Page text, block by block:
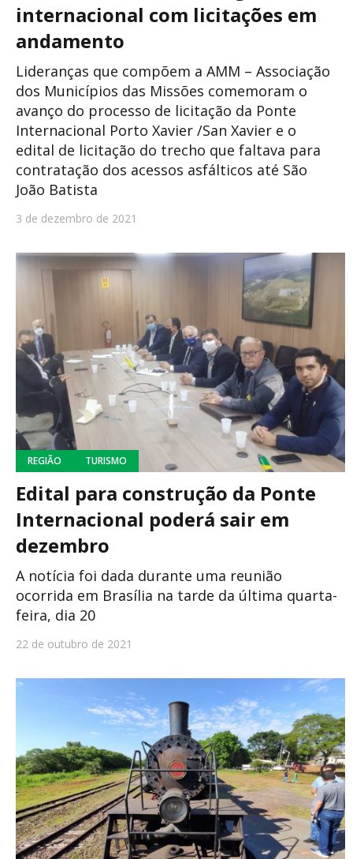
internacional com licitações em
andamento
Lideranças que compõem a AMM – Associação
dos Municípios das Missões comemoram o
avanço do processo de licitação da Ponte
Internacional Porto Xavier /San Xavier e o
edital de licitação do trecho que faltava para
contratação dos acessos asfálticos até São
João Batista
3 de dezembro de 2021
REGIÃO TURISMO
Edital para construção da Ponte
Internacional poderá sair em
dezembro
A notícia foi dada durante uma reunião
ocorrida em Brasília na tarde da última quarta-
feira, dia 20
22 de outubro de 2021